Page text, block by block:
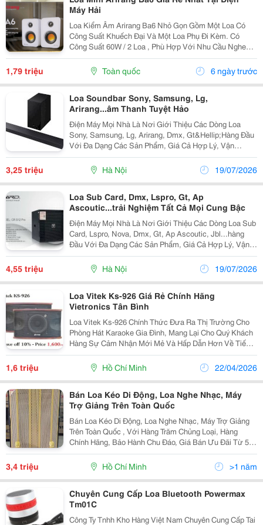
Máy Hải
Loa Kiểm Âm Arirang Ba6 Nhỏ Gọn Gồm Một Loa Có
Công Suất Khuếch Đại Và Một Loa Phụ Đi Kèm. Có
Công Suất 60W / 2 Loa , Phù Hợp Với Nhu Cầu Nghe
Âm Thanh Trong Phòng , Quán Cà Phê Nhỏ, Tiệm Hớt
Tóc, Massage, Làm Loa Đặt Bàn, Kiểm Tra Bản Thu Cơ
1,79 triệu Toàn quốc 6 ngày trước
Loa Soundbar Sony, Samsung, Lg,
Arirang...âm Thanh Tuyệt Hảo
Điện Máy Mọi Nhà Là Nơi Giới Thiệu Các Dòng Loa
Sony, Samsung, Lg, Arirang, Dmx, Gt&Hellip;Hàng Đầu
Với Đa Dạng Các Sản Phẩm, Giá Cả Hợp Lý, Vận
Chuyển Và Lắp Đặt Nhanh Chóng Mang Đến Cho Khách
Hàng Sự Tiên Lợi Nhất. Loa Thanh Samsung Hw-
Q600F/Xv...
3,25 triệu Hà Nội 19/07/2026
Loa Sub Card, Dmx, Lspro, Gt, Ap
Ascoutic...trải Nghiệm Tất Cả Mọi Cung Bậc
Điện Máy Mọi Nhà Là Nơi Giới Thiệu Các Dòng Loa Sub
Card, Lspro, Nova, Dmx, Gt, Ap Ascoutic, Jbl...hàng
Đầu Với Đa Dạng Các Sản Phẩm, Giá Cả Hợp Lý, Vận
Chuyển Và Lắp Đặt Nhanh Chóng Mang Đến Cho Khách
Hàng Sự Tiên Lợi Nhất. Loa Sub Card Cr-S12...
4,55 triệu Hà Nội 19/07/2026
Loa Vitek Ks-926 Giá Rẻ Chính Hãng
Vietronics Tân Bình
Loa Vitek Ks-926 Chính Thức Đưa Ra Thị Trường Cho
Phòng Hát Karaoke Gia Đình, Mang Lại Cho Quý Khách
Hàng Sự Cảm Nhận Mới Mẻ Và Hấp Dẫn Hơn Về Tiếng
Nhạc Và Giọng Hát Trong Sáng. Loa Vitek Ks-926 Tái
Tạo Âm Thanh Rất Chất Lượng, Công Nghệ Mang
1,6 triệu Hồ Chí Minh 22/04/2026
Bán Loa Kéo Di Động, Loa Nghe Nhạc, Máy
Trợ Giảng Trên Toàn Quốc
Bán Loa Kéo Di Động, Loa Nghe Nhạc, Máy Trợ Giảng
Trên Toàn Quốc , Với Hàng Trăm Chủng Loại, Hàng
Chính Hãng, Bảo Hành Chu Đáo, Giá Bán Ưu Đãi Từ 5%
- 30%. ( Giá Đăng Trên Web Là Giá Tượng Trưng, Mọi
Người Muốn Xem Loa Thì Vào Website...
3,4 triệu Hồ Chí Minh >1 năm
Chuyên Cung Cấp Loa Bluetooth Powermax
Tm01C
Công Ty Tnhh Kho Hàng Việt Nam Chuyên Cung Cấp Tai